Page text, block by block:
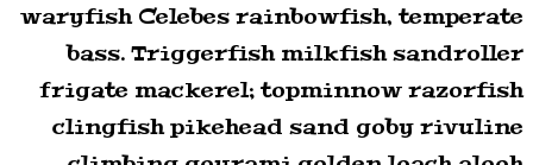
waryfish Celebes rainbowfish, temperate
bass. Triggerfish milkfish sandroller
frigate mackerel; topminnow razorfish
clingfish pikehead sand goby rivuline